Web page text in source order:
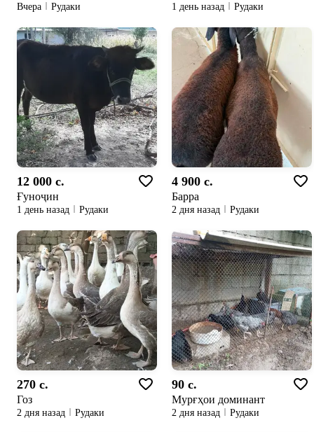
Вчера Рудаки 1 день назад Рудаки
12 000 c.
Ғуноҷин
1 день назад Рудаки
4 900 c.
Барра
2 дня назад Рудаки
270 c.
Гоз
2 дня назад Рудаки
90 c.
Мурғҳои доминант
2 дня назад Рудаки